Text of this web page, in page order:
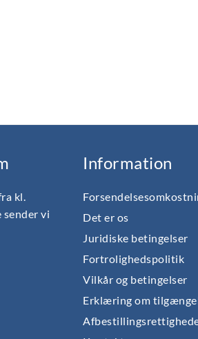
kl.
sender vi
Information
Det er os
Juridiske betingelser
Fortrolighedspolitik
Vilkår og betingelser
Erklæring om